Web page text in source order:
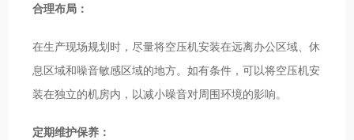
合理布局：
在生产现场规划时，尽量将空压机安装在远离办公区域、休
息区域和噪音敏感区域的地方。如有条件，可以将空压机安
装在独立的机房内，以减小噪音对周围环境的影响。
定期维护保养：